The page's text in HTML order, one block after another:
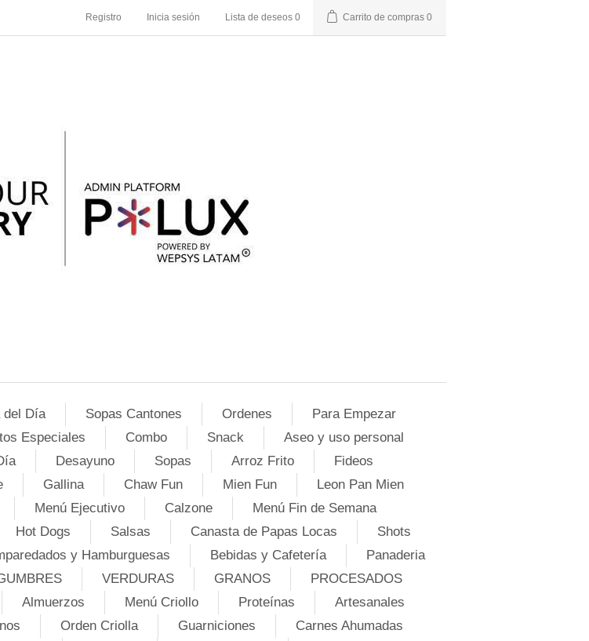
Registro Inicia sesión Lista de deseos 0 Carrito de compras 0
del Día Sopas Cantones Ordenes
Para Empezar
Especiales Combo Snack
Aseo y uso personal
Desayuno Sopas Arroz Frito
Fideos
Gallina Chaw Fun Mien Fun
Leon Pan Mien
Menú Ejecutivo Calzone
Menú Fin de Semana
Hot Dogs Salsas Canasta de Papas Locas
Shots
y Hamburguesas Bebidas y Cafetería
Panaderia
VERDURAS GRANOS
PROCESADOS
Almuerzos Menú Criollo Proteínas
Artesanales
Orden Criolla Guarniciones
Carnes Ahumadas